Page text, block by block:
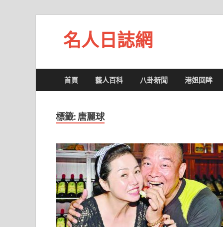
名人日誌網
首頁 藝人百科 八卦新聞 港姐回眸
標籤: 唐麗球